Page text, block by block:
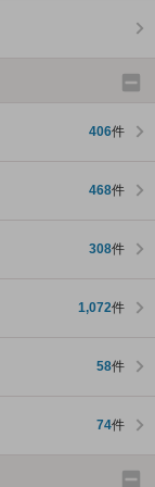
406件
468件
308件
1,072件
58件
74件